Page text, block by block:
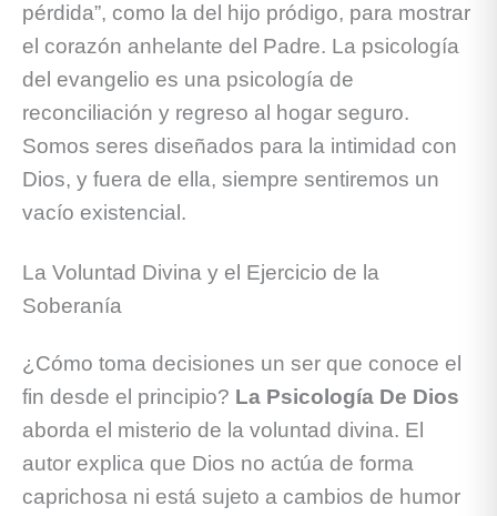
pérdida”, como la del hijo pródigo, para mostrar
el corazón anhelante del Padre. La psicología
del evangelio es una psicología de
reconciliación y regreso al hogar seguro.
Somos seres diseñados para la intimidad con
Dios, y fuera de ella, siempre sentiremos un
vacío existencial.
La Voluntad Divina y el Ejercicio de la
Soberanía
¿Cómo toma decisiones un ser que conoce el
fin desde el principio? La Psicología De Dios
aborda el misterio de la voluntad divina. El
autor explica que Dios no actúa de forma
caprichosa ni está sujeto a cambios de humor